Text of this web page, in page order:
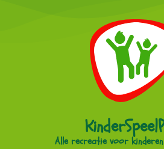
Alle recreatie voor